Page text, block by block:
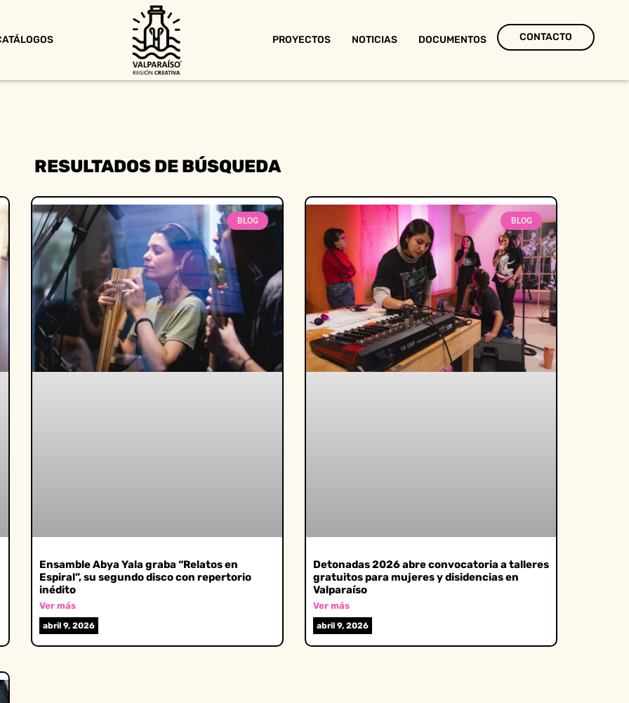
PROYECTOS NOTICIAS DOCUMENTOS CONTACTO
RESULTADOS DE BÚSQUEDA
BLOG
Ensamble Abya Yala graba “Relatos en
Espiral”, su segundo disco con repertorio
inédito
Ver más
abril 9, 2026
BLOG
Detonadas 2026 abre convocatoria a talleres
gratuitos para mujeres y disidencias en
Valparaíso
Ver más
abril 9, 2026